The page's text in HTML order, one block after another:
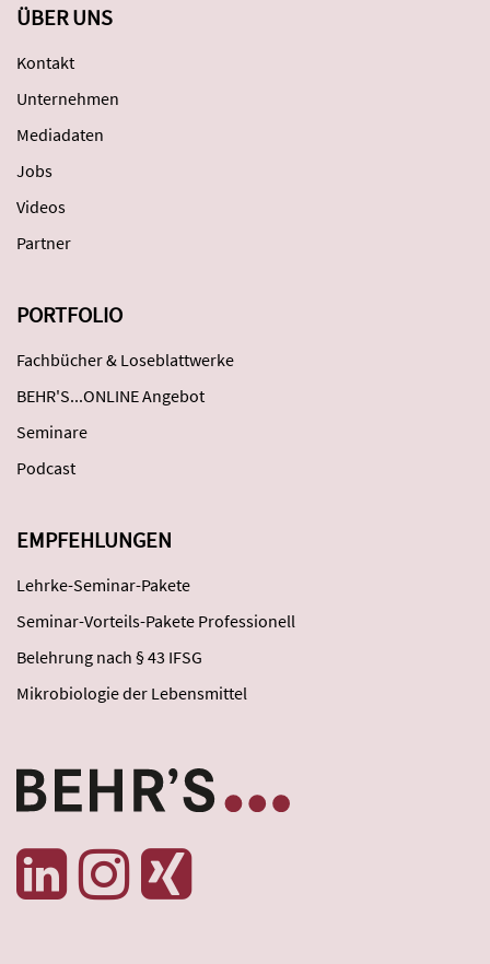
ÜBER UNS
Kontakt
Unternehmen
Mediadaten
Jobs
Videos
Partner
PORTFOLIO
Fachbücher & Loseblattwerke
BEHR'S...ONLINE Angebot
Seminare
Podcast
EMPFEHLUNGEN
Lehrke-Seminar-Pakete
Seminar-Vorteils-Pakete Professionell
Belehrung nach § 43 IFSG
Mikrobiologie der Lebensmittel